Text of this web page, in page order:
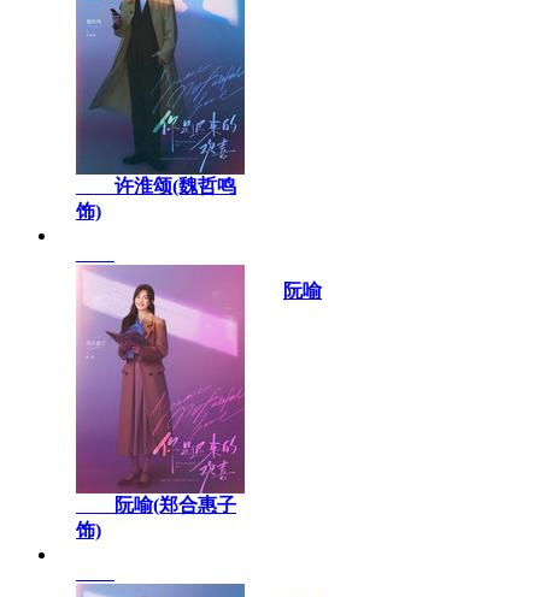
许淮颂(魏哲鸣
饰)
阮喻(郑合惠子
饰)
阮喻